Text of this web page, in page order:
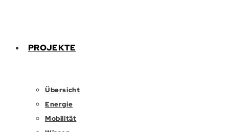
PROJEKTE
Übersicht
Energie
Mobilität